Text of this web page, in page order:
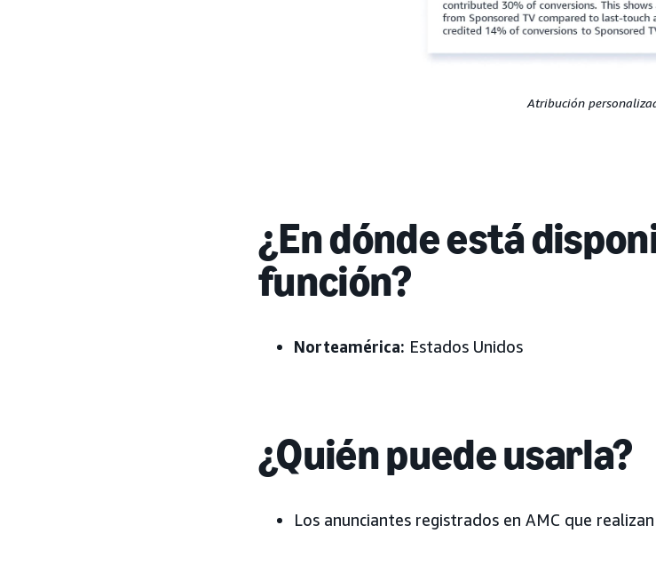
Atribución
¿En dónde está
función?
Norteamérica: Estados Unidos
¿Quién puede usarla?
Los anunciantes registrados en AMC que